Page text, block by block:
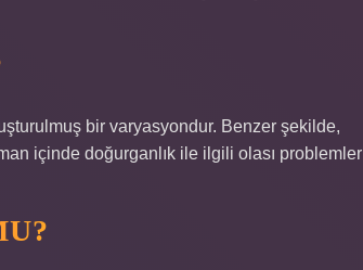
bir varyasyondur. Benzer şekilde,
içinde doğurganlık ile ilgili olası problemler